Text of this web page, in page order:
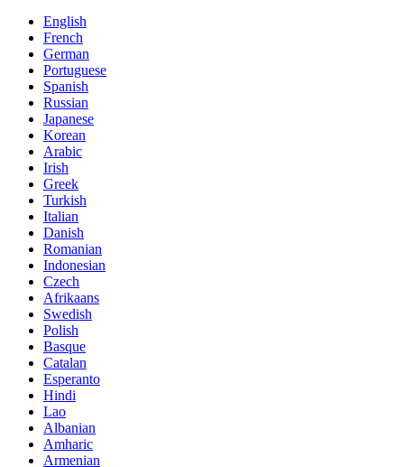
English
French
German
Portuguese
Spanish
Russian
Japanese
Korean
Arabic
Irish
Greek
Turkish
Italian
Danish
Romanian
Indonesian
Czech
Afrikaans
Swedish
Polish
Basque
Catalan
Esperanto
Hindi
Lao
Albanian
Amharic
Armenian